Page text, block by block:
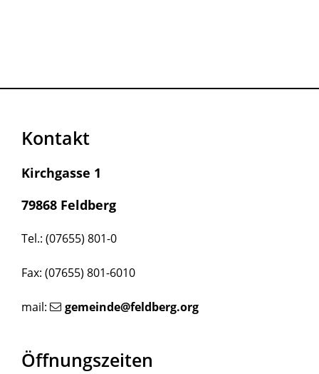
Kontakt
Kirchgasse 1
79868 Feldberg
Tel.: (07655) 801-0
Fax: (07655) 801-6010
mail: gemeinde@feldberg.org
Öffnungszeiten